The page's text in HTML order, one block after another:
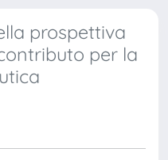
prospettiva
per la